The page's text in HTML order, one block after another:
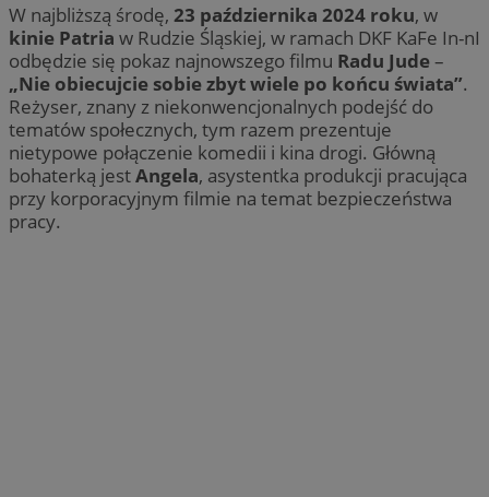
W najbliższą środę, 23 października 2024 roku, w
kinie Patria w Rudzie Śląskiej, w ramach DKF KaFe In-nI
odbędzie się pokaz najnowszego filmu Radu Jude–
„Nie obiecujcie sobie zbyt wiele po końcu świata”.
Reżyser, znany z niekonwencjonalnych podejść do
tematów społecznych, tym razem prezentuje
nietypowe połączenie komedii i kina drogi. Główną
bohaterką jestAngela, asystentka produkcji pracująca
przy korporacyjnym filmie na temat bezpieczeństwa
pracy.